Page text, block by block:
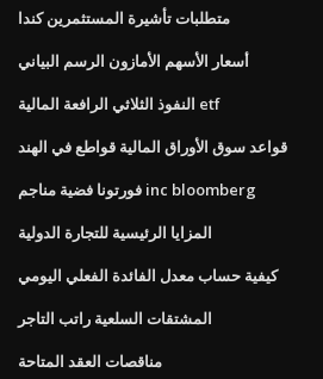
متطلبات تأشيرة المستثمرين كندا
أسعار الأسهم الأمازون الرسم البياني
النفوذ الثلاثي الرافعة المالية etf
قواعد سوق الأوراق المالية قواطع في الهند
فورتونا فضية مناجم inc bloomberg
المزايا الرئيسية للتجارة الدولية
كيفية حساب معدل الفائدة الفعلي اليومي
المشتقات السلعية راتب التاجر
مناقصات العقد المتاحة